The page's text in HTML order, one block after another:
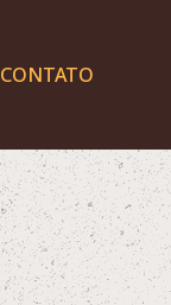
CONTATO